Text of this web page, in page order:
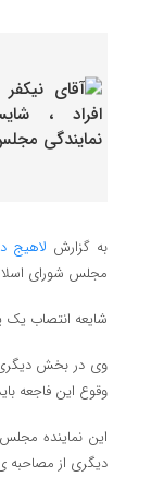
به گزارش لاهیج
مجلس شورای
شایعه انتصاب
وی در بخش
وقوع این فاجعه
این نماینده
دیگری از مصاحبه